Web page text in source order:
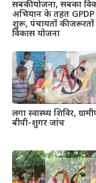
सबकी योजना, सबका
अभियान के तहत GPDP
शुरू, पंचायतों की
विकास योजना
लगा स्वास्थ्य शिविर,
बीपी-शुगर जांच